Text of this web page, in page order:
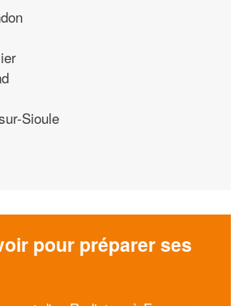
Sioule
pour préparer ses